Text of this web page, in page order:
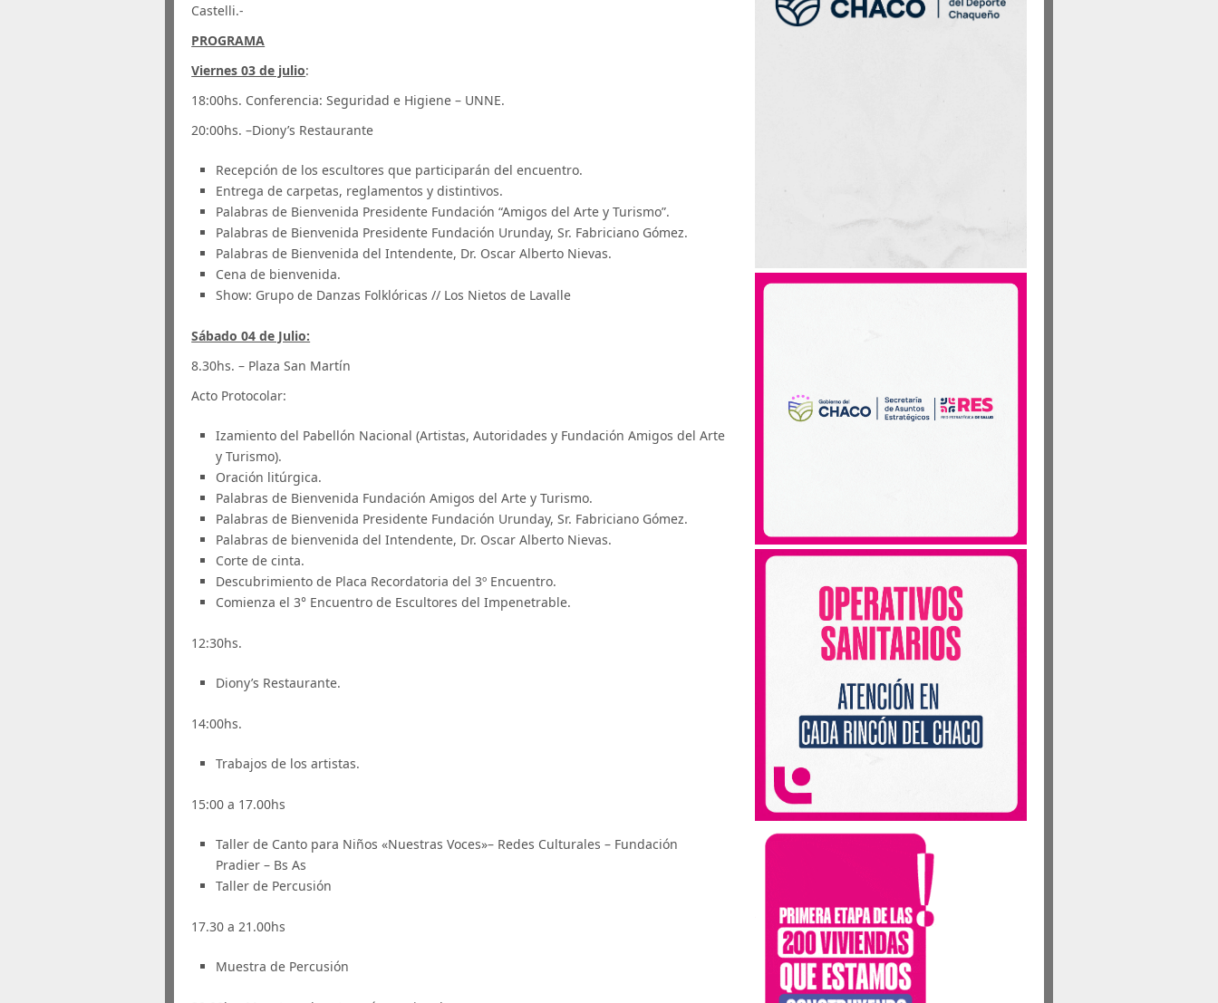
Castelli.-
PROGRAMA
Viernes 03 de julio:
18:00hs. Conferencia: Seguridad e Higiene – UNNE.
20:00hs. –Diony’s Restaurante
Recepción de los escultores que participarán del encuentro.
Entrega de carpetas, reglamentos y distintivos.
Palabras de Bienvenida Presidente Fundación “Amigos del Arte y Turismo”.
Palabras de Bienvenida Presidente Fundación Urunday, Sr. Fabriciano Gómez.
Palabras de Bienvenida del Intendente, Dr. Oscar Alberto Nievas.
Cena de bienvenida.
Show: Grupo de Danzas Folklóricas // Los Nietos de Lavalle
Sábado 04 de Julio:
8.30hs. – Plaza San Martín
Acto Protocolar:
Izamiento del Pabellón Nacional (Artistas, Autoridades y Fundación Amigos del Arte
y Turismo).
Oración litúrgica.
Palabras de Bienvenida Fundación Amigos del Arte y Turismo.
Palabras de Bienvenida Presidente Fundación Urunday, Sr. Fabriciano Gómez.
Palabras de bienvenida del Intendente, Dr. Oscar Alberto Nievas.
Corte de cinta.
Descubrimiento de Placa Recordatoria del 3º Encuentro.
Comienza el 3° Encuentro de Escultores del Impenetrable.
12:30hs.
Diony’s Restaurante.
14:00hs.
Trabajos de los artistas.
15:00 a 17.00hs
Taller de Canto para Niños «Nuestras Voces»– Redes Culturales – Fundación
Pradier – Bs As
Taller de Percusión
17.30 a 21.00hs
Muestra de Percusión